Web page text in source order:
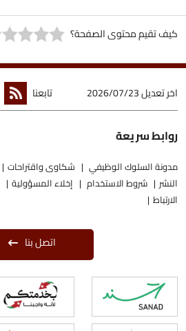
كيف تقيم محتوى الصفحة؟
اخر تعديل2026/07/23 تابعنا
روابط سريعة
مدونة السلوك الوظيفي شكاوى واقتراحات
النشر
شروط الاستخدام إخلاء المسؤولية
الارتباط
اتصل بنا